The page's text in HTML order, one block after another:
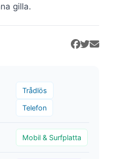
gilla.
Trådlös
Telefon
Mobil & Surfplatta